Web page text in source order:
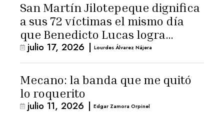
San Martín Jilotepeque dignifica
a sus 72 víctimas el mismo día
que Benedicto Lucas logra
arresto domiciliario
julio 17, 2026 | Lourdes Álvarez Nájera
Mecano: la banda que me quitó
lo roquerito
julio 11, 2026 | Edgar Zamora Orpinel